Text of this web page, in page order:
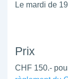
Le mardi de
Prix
CHF 150.-